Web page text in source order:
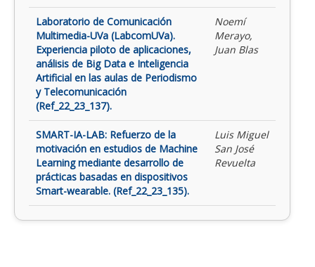
Laboratorio de Comunicación
Multimedia-UVa (LabcomUVa).
Experiencia piloto de aplicaciones,
análisis de Big Data e Inteligencia
Artificial en las aulas de Periodismo
y Telecomunicación
(Ref_22_23_137).
Noemí
Merayo,
Juan Blas
SMART-IA-LAB: Refuerzo de la
motivación en estudios de Machine
Learning mediante desarrollo de
prácticas basadas en dispositivos
Smart-wearable. (Ref_22_23_135).
Luis Miguel
San José
Revuelta